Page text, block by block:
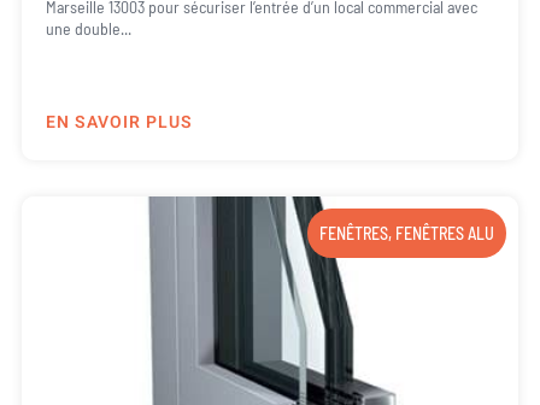
Marseille 13003 pour sécuriser l’entrée d’un local commercial avec
une double...
EN SAVOIR PLUS
FENÊTRES, FENÊTRES ALU